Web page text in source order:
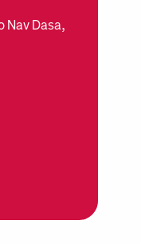
Nav Dasa,